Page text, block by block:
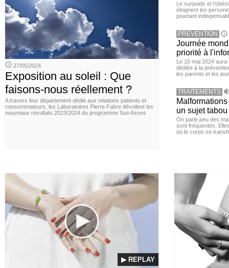
27/05/2024
Exposition au soleil : Que
faisons-nous réellement ?
A travers leur département dédié aux relations patients et
consommateurs, les Laboratoires Pierre Fabre dévoilent les
nouveaux résultats 2023/2024 du programme Sun Asses
Le surpoids et
éloignent les
pourtant
PREVENTION
Journée
priorité à
Le 15 mai 2024 aura
dédiée à la
les parents et les
TRAITEMENTS
un sujet tabou
On parle peu des
sont fréquentes.
où le corps se
▶ REPLAY